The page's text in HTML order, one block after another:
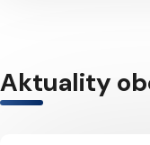
Aktuality